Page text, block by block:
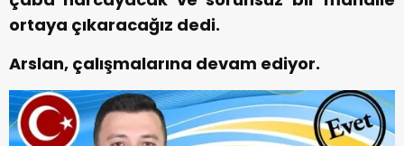
ortaya çıkaracağız dedi.
Arslan, çalışmalarına devam ediyor.